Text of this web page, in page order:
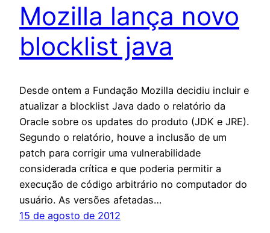
Mozilla lança novo
blocklist java
Desde ontem a Fundação Mozilla decidiu incluir e
atualizar a blocklist Java dado o relatório da
Oracle sobre os updates do produto (JDK e JRE).
Segundo o relatório, houve a inclusão de um
patch para corrigir uma vulnerabilidade
considerada crítica e que poderia permitir a
execução de código arbitrário no computador do
usuário. As versões afetadas…
15 de agosto de 2012